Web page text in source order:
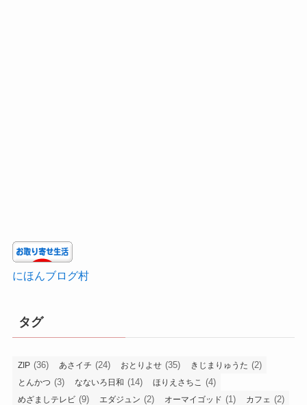
にほんブログ村
タグ
ZIP (36) あさイチ (24) おとりよせ (35) きじまりゅうた (2)
とんかつ (3) なないろ日和 (14) ほりえさちこ (4)
めざましテレビ (9) エダジュン (2) オーマイゴッド (1) カフェ (2)